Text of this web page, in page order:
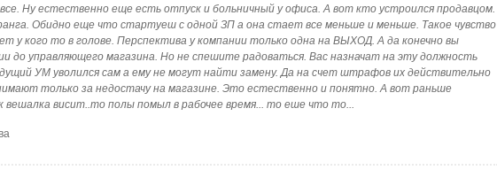
Ну естественно еще есть отпуск и больничный у офиса. А вот кто устроился продавцом.
Обидно еще что стартуеш с одной ЗП а она стает все меньше и меньше. Такое чувство
у кого то в голове. Перспектива у компании только одна на ВЫХОД. А да конечно вы
до управляющего магазина. Но не спешите радоваться. Вас назначат на эту должность
УМ уволился сам а ему не могут найти замену. Да на счет штрафов их действительно
только за недостачу на магазине. Это естественно и понятно. А вот раньше
вешалка висит..то полы помыл в рабочее время... то еше что то...